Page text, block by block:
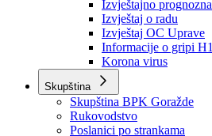
Obavještenja i izvještaji
Obavještenja Vlade
Izvještajno
Izvještaj o radu
Izvještaj OC Uprave
Informacije o gripi
Korona virus
Skupština